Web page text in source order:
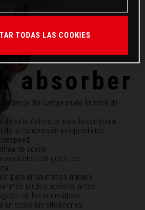
PRO 7746
absorber
del Campeonato Mundial de
deporte del motor para la carretera
de la compresión independiente
de aceite
refrigerantes
para el neumático trasero
más tarde y acelerar antes
de los neumáticos
en todas las situaciones
TODAS LAS COOKIES